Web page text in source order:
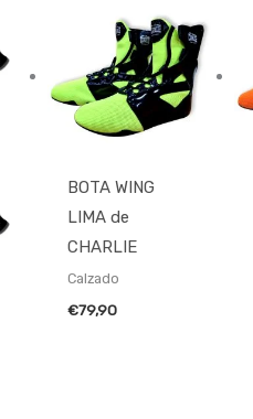
BOTA WING
LIMA de
CHARLIE
Calzado
€79,90